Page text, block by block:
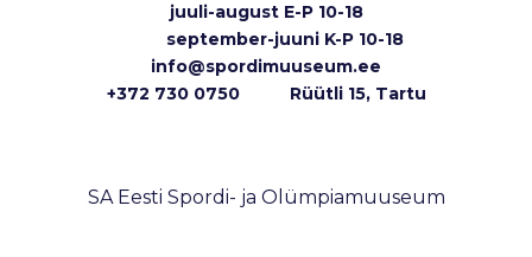
juuli-august E-P 10-18
september-juuni K-P 10-18
info@spordimuuseum.ee
+372 730 0750 Rüütli 15, Tartu
SA Eesti Spordi- ja Olümpiamuuseum